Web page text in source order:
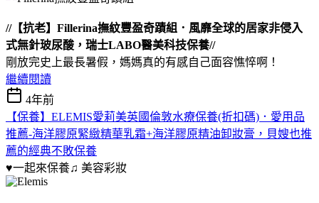
//【抗老】Fillerina撫紋豐盈奇蹟組．風靡全球的居家非侵入
式無針玻尿酸，瑞士LABO醫美科技保養//
剛放完史上最長暑假，媽媽真的有感自己面容憔悴啊！
繼續閱讀
4年前
【保養】ELEMIS愛莉美英國倫敦水療保養(折扣碼)．愛用品
推薦-海洋膠原緊緻精華乳霜+海洋膠原精油卸妝膏，貝嫂也推
薦的經典不敗保養
♥一起來保養♫ 美容彩妝